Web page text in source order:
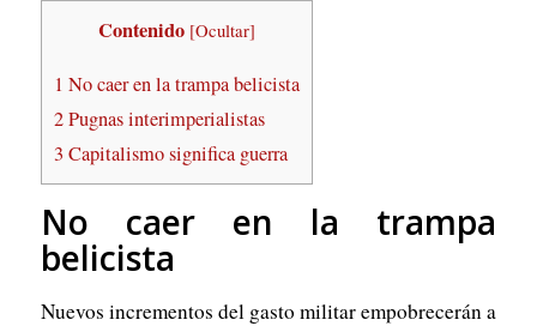
Contenido [Ocultar]
1 No caer en la trampa belicista
2Pugnas interimperialistas
3 Capitalismo significa guerra
No caer en la trampa
belicista
Nuevos incrementos del gasto militar empobrecerán a